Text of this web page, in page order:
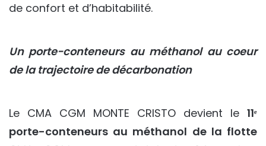
de confort et d’habitabilité.
Un porte-conteneurs au méthanol au coeur
de la trajectoire de décarbonation
Le CMA CGM MONTE CRISTO devient le 11ᵉ
porte-conteneurs au méthanol de la flotte